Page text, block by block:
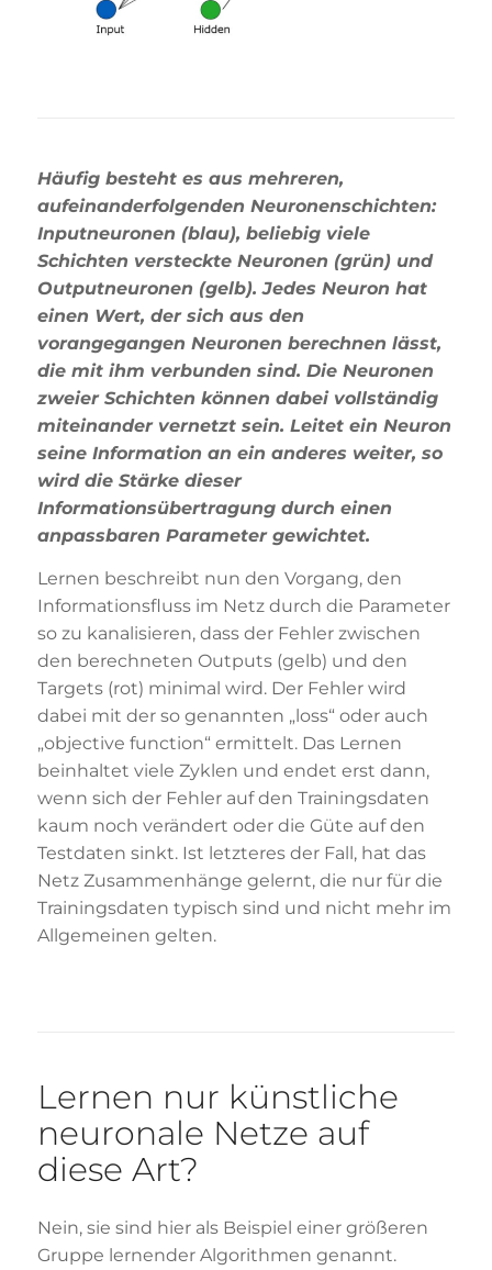
Häufig besteht es aus mehreren,
aufeinanderfolgenden Neuronenschichten:
Inputneuronen (blau), beliebig viele
Schichten versteckte Neuronen (grün) und
Outputneuronen (gelb). Jedes Neuron hat
einen Wert, der sich aus den
vorangegangen Neuronen berechnen lässt,
die mit ihm verbunden sind. Die Neuronen
zweier Schichten können dabei vollständig
miteinander vernetzt sein. Leitet ein Neuron
seine Information an ein anderes weiter, so
wird die Stärke dieser
Informationsübertragung durch einen
anpassbaren Parameter gewichtet.
Lernen beschreibt nun den Vorgang, den
Informationsfluss im Netz durch die Parameter
so zu kanalisieren, dass der Fehler zwischen
den berechneten Outputs (gelb) und den
Targets (rot) minimal wird. Der Fehler wird
dabei mit der so genannten „loss“ oder auch
„objective function“ ermittelt. Das Lernen
beinhaltet viele Zyklen und endet erst dann,
wenn sich der Fehler auf den Trainingsdaten
kaum noch verändert oder die Güte auf den
Testdaten sinkt. Ist letzteres der Fall, hat das
Netz Zusammenhänge gelernt, die nur für die
Trainingsdaten typisch sind und nicht mehr im
Allgemeinen gelten.
Lernen nur künstliche
neuronale Netze auf
diese Art?
Nein, sie sind hier als Beispiel einer größeren
Gruppe lernender Algorithmen genannt.